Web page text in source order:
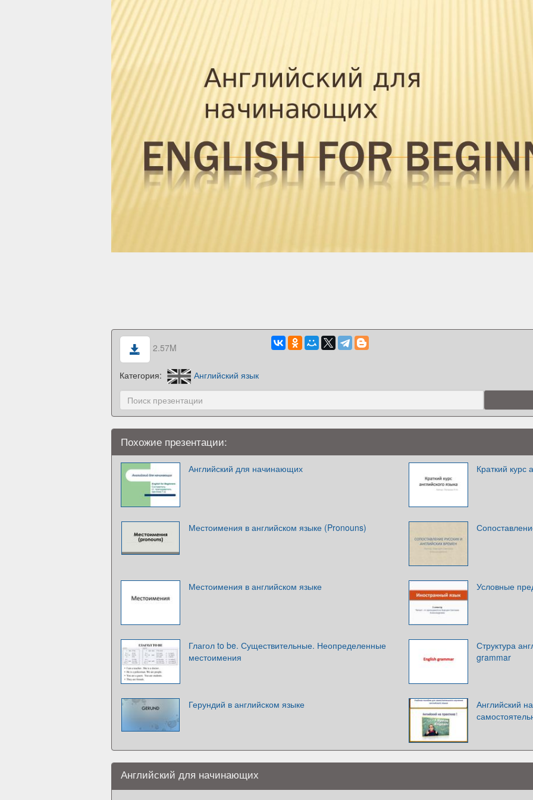
2.57M
Категория: Английский язык
Похожие презентации:
Английский для начинающих Краткий курс
Местоимения в английском языке (Pronouns)
Местоимения в английском языке Условные
Глагол to be. Существительные. Неопределенные
местоимения
Структура
grammar
Герундий в английском языке
Английский
Английский для начинающих